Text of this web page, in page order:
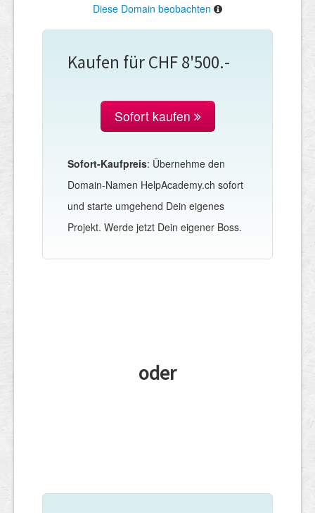
Diese Domain beobachten
Kaufen für CHF 8'500.-
Sofort kaufen
Sofort-Kaufpreis: Übernehme den
Domain-Namen HelpAcademy.ch sofort
und starte umgehend Dein eigenes
Projekt. Werde jetzt Dein eigener Boss.
oder